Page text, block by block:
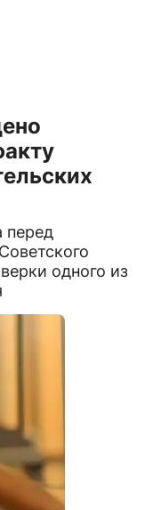
перед
одного из